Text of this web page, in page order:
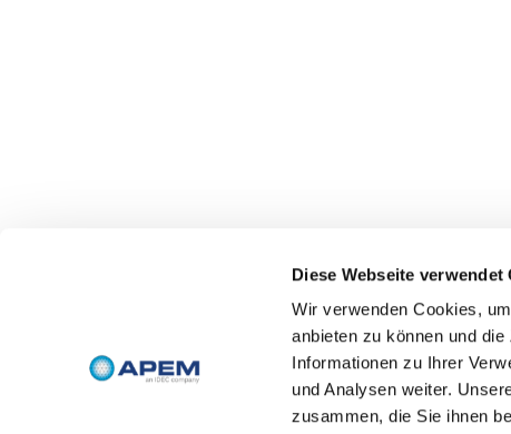
Diese Webseite verwendet
Wir verwenden Cookies,
anbieten zu können und
Informationen zu Ihrer
und Analysen weiter.
zusammen, die Sie ihnen